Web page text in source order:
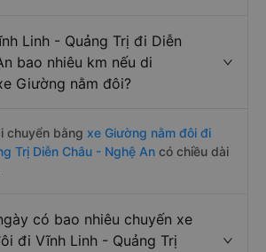
Linh - Quảng Trị đi Diễn
bao nhiêu km nếu di
Giường nằm đôi?
chuyển bằng xe Giường nằm đôi đi
Trị Diễn Châu - Nghệ An có chiều dài
có bao nhiêu chuyến xe
đi Vĩnh Linh - Quảng Trị